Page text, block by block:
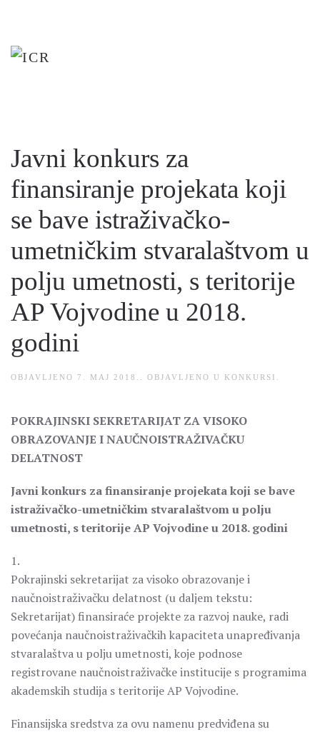
to
Javni konkurs za
finansiranje projekata koji
se bave istraživačko-
umetničkim stvaralaštvom u
polju umetnosti, s teritorije
AP Vojvodine u 2018.
godini
OBJAVLJENO 7. MAJ 2018. . OBJAVLJENO U KONKURSI
POKRAJINSKI SEKRETARIJAT ZA VISOKO
OBRAZOVANJE I NAUČNOISTRAŽIVAČKU
DELATNOST
Javni konkurs za finansiranje projekata koji se bave
istraživačko-umetničkim stvaralaštvom u polju
umetnosti, s teritorije AP Vojvodine u 2018. godini
1.
Pokrajinski sekretarijat za visoko obrazovanje i
naučnoistraživačku delatnost (u daljem tekstu:
Sekretarijat) finansiraće projekte za razvoj nauke, radi
povećanja naučnoistraživačkih kapaciteta unapređivanja
stvaralaštva u polju umetnosti, koje podnose
registrovane naučnoistraživačke institucije s programima
akademskih studija s teritorije AP Vojvodine.
Finansijska sredstva za ovu namenu predviđena su